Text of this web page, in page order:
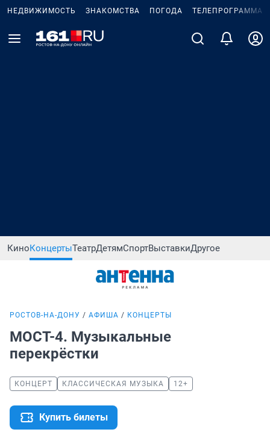
НЕДВИЖИМОСТЬ ЗНАКОМСТВА ПОГОДА ТЕЛЕПРОГРАММА
КиноКонцертыТеатрДетямСпортВыставкиДругое
РОСТОВ-НА-ДОНУ АФИША КОНЦЕРТЫ
МОСТ-4. Музыкальные
перекрёстки
КОНЦЕРТ КЛАССИЧЕСКАЯ МУЗЫКА 12+
Купить билеты